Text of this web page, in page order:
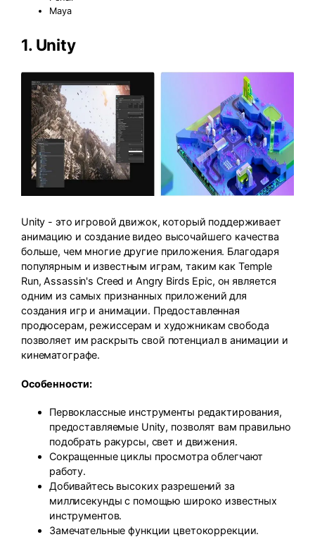
Maya
1. Unity
Unity - это игровой движок, который поддерживает
анимацию и создание видео высочайшего качества
больше, чем многие другие приложения. Благодаря
популярным и известным играм, таким как Temple
Run, Assassin's Creed и Angry Birds Epic, он является
одним из самых признанных приложений для
создания игр и анимации. Предоставленная
продюсерам, режиссерам и художникам свобода
позволяет им раскрыть свой потенциал в анимации и
кинематографе.
Особенности:
Первоклассные инструменты редактирования,
предоставляемые Unity, позволят вам правильно
подобрать ракурсы, свет и движения.
Сокращенные циклы просмотра облегчают
работу.
Добивайтесь высоких разрешений за
миллисекунды с помощью широко известных
инструментов.
Замечательные функции цветокоррекции.